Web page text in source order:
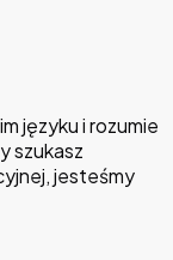
języku i rozumie
szukasz
jesteśmy